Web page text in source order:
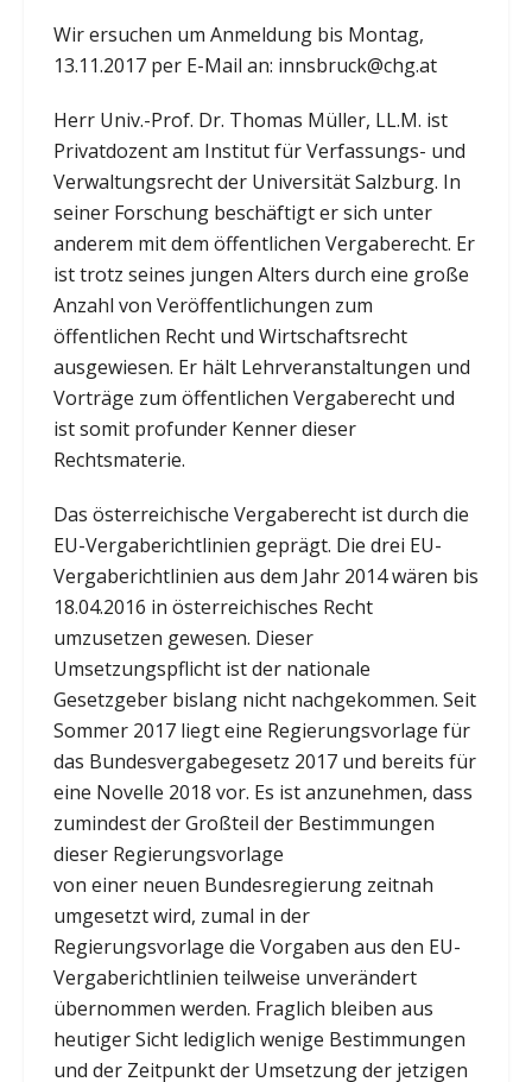
Wir ersuchen um Anmeldung bis Montag,
13.11.2017 per E-Mail an: innsbruck@chg.at
Herr Univ.-Prof. Dr. Thomas Müller, LL.M. ist
Privatdozent am Institut für Verfassungs- und
Verwaltungsrecht der Universität Salzburg. In
seiner Forschung beschäftigt er sich unter
anderem mit dem öffentlichen Vergaberecht. Er
ist trotz seines jungen Alters durch eine große
Anzahl von Veröffentlichungen zum
öffentlichen Recht und Wirtschaftsrecht
ausgewiesen. Er hält Lehrveranstaltungen und
Vorträge zum öffentlichen Vergaberecht und
ist somit profunder Kenner dieser
Rechtsmaterie.
Das österreichische Vergaberecht ist durch die
EU-Vergaberichtlinien geprägt. Die drei EU-
Vergaberichtlinien aus dem Jahr 2014 wären bis
18.04.2016 in österreichisches Recht
umzusetzen gewesen. Dieser
Umsetzungspflicht ist der nationale
Gesetzgeber bislang nicht nachgekommen. Seit
Sommer 2017 liegt eine Regierungsvorlage für
das Bundesvergabegesetz 2017 und bereits für
eine Novelle 2018 vor. Es ist anzunehmen, dass
zumindest der Großteil der Bestimmungen
dieser Regierungsvorlage
von einer neuen Bundesregierung zeitnah
umgesetzt wird, zumal in der
Regierungsvorlage die Vorgaben aus den EU-
Vergaberichtlinien teilweise unverändert
übernommen werden. Fraglich bleiben aus
heutiger Sicht lediglich wenige Bestimmungen
und der Zeitpunkt der Umsetzung der jetzigen